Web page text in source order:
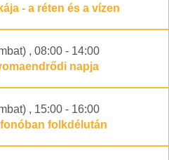
- a réten és a vízen
, 08:00 - 14:00
napja
, 15:00 - 16:00
folkdélután